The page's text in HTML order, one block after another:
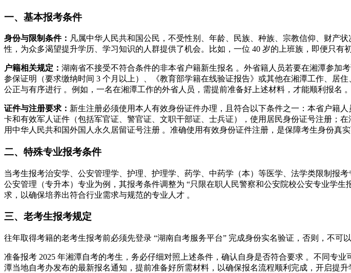
一、基本报考条件
身份与限制条件： 凡属中华人民共和国公民，不受性别、年龄、民族、种族、宗教信仰、财产
性，为众多渴望提升学历、学习知识的人群提供了机会。比如，一位 40 岁的上班族，即便只有
户籍相关规定： 湖南省不接受不符合条件的非本省户籍新生报名 。外省籍人员若要在湘潭参加
参保证明（要求缴纳时间 3 个月以上）、《教育部学籍在线验证报告》或其他在湘潭工作、居
公正与有序进行 。例如，一名在湘潭工作的外省人员，需提前准备好上述材料，才能顺利报名 。
证件与注册要求： 新生注册必须使用本人有效身份证件办理，且符合以下条件之一：本省户籍
卡和有效军人证件（包括军官证、警官证、文职干部证、士兵证），使用居民身份证号注册；
用中华人民共和国外国人永久居留证号注册 。准确使用有效身份证件注册，是保障考生身份真
二、特殊专业报考条件
当考生报考治安学、公安管理学、护理、护理学、药学、中药学（本）等医学、法学类限制报
公安管理（专升本）专业为例，其报考条件调整为 “只限在职人民警察和公安院校公安专业学
求，以确保培养出符合行业需求与规范的专业人才 。
三、老考生报考规定
往年取得考籍的老考生报考前必须先登录 “湖南自考服务平台” 完成身份实名验证，否则，不
准备报考 2025 年湘潭自考的考生，务必仔细对照上述条件，确认自身是否符合要求 。不同专
潭当地自考办发布的最新报名通知，提前准备好所需材料，以确保报名流程顺利完成，开启提升